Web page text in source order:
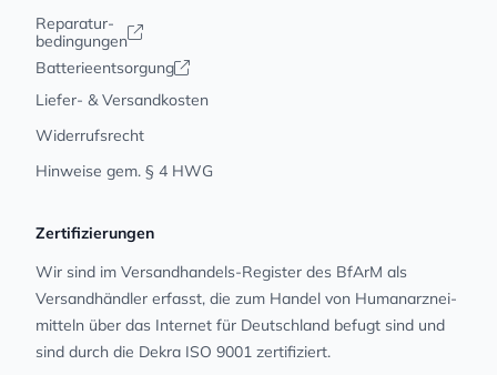
Reparatur-
bedingungen
Batterieentsorgung
Liefer- & Versandkosten
Widerrufsrecht
Hinweise gem. § 4 HWG
Zertifizierungen
Wir sind im Versandhandels-Register des BfArM als
Versandhändler erfasst, die zum Handel von Human­arz­nei­
mit­teln über das Internet für Deutschland befugt sind und
sind durch die Dekra ISO 9001 zertifiziert.